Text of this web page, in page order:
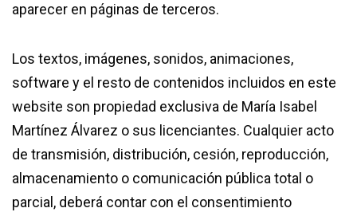
aparecer en páginas de terceros.
Los textos, imágenes, sonidos, animaciones,
software y el resto de contenidos incluidos en este
website son propiedad exclusiva de María Isabel
Martínez Álvarez o sus licenciantes. Cualquier acto
de transmisión, distribución, cesión, reproducción,
almacenamiento o comunicación pública total o
parcial, deberá contar con el consentimiento